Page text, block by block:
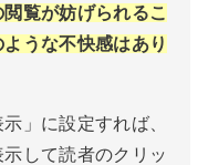
覧が妨げられるこ
うな不快感はあり
」に設定すれば、
して読者のクリッ